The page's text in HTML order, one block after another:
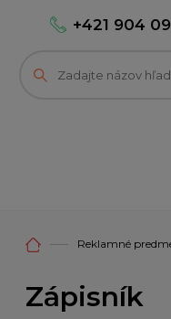
+421 904
Reklamné
Zápisník